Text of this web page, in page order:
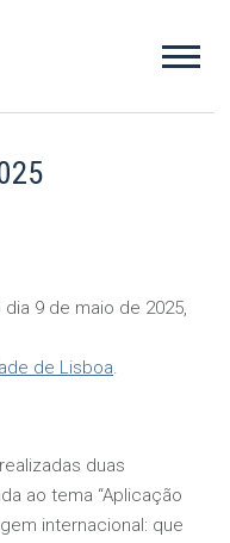
dia 9 de maio de 2025,
de Lisboa.
duas
ao tema “Aplicação
internacional: que